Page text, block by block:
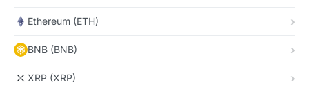
Ethereum (ETH)
BNB (BNB)
XRP (XRP)